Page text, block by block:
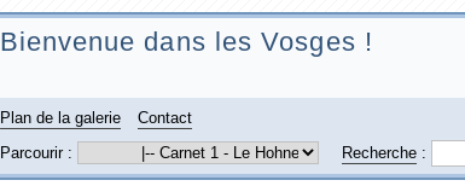
Bienvenue dans les Vosges !
Plan de la galerie
Contact
Parcourir :
Recherche: